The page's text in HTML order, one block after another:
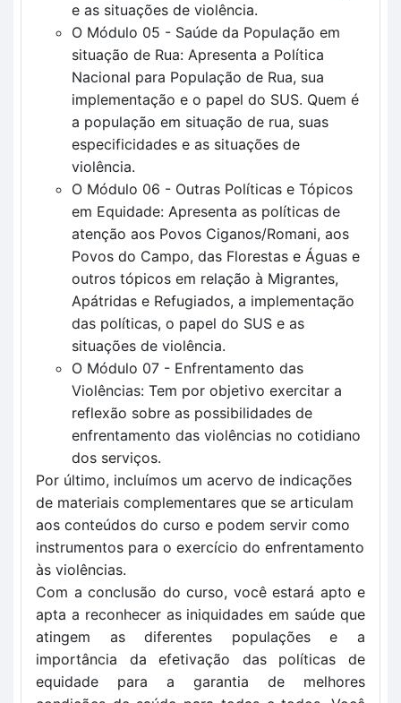
e as situações de violência.
O Módulo 05 - Saúde da População em
situação de Rua: Apresenta a Política
Nacional para População de Rua, sua
implementação e o papel do SUS. Quem é
a população em situação de rua, suas
especificidades e as situações de
violência.
O Módulo 06 - Outras Políticas e Tópicos
em Equidade: Apresenta as políticas de
atenção aos Povos Ciganos/Romani, aos
Povos do Campo, das Florestas e Águas e
outros tópicos em relação à Migrantes,
Apátridas e Refugiados, a implementação
das políticas, o papel do SUS e as
situações de violência.
O Módulo 07 - Enfrentamento das
Violências: Tem por objetivo exercitar a
reflexão sobre as possibilidades de
enfrentamento das violências no cotidiano
dos serviços.
Por último, incluímos um acervo de indicações
de materiais complementares que se articulam
aos conteúdos do curso e podem servir como
instrumentos para o exercício do enfrentamento
às violências.
Com a conclusão do curso, você estará apto e
apta a reconhecer as iniquidades em saúde que
atingem as diferentes populações e a
importância da efetivação das políticas de
equidade para a garantia de melhores